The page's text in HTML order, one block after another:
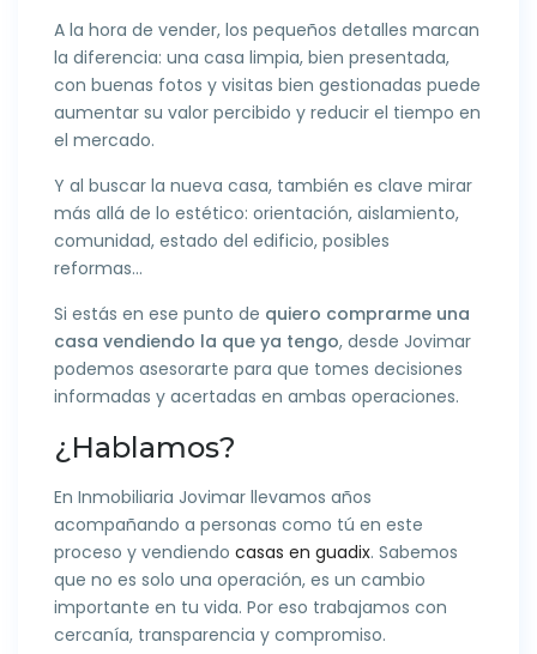
A la hora de vender, los pequeños detalles marcan
la diferencia: una casa limpia, bien presentada,
con buenas fotos y visitas bien gestionadas puede
aumentar su valor percibido y reducir el tiempo en
el mercado.
Y al buscar la nueva casa, también es clave mirar
más allá de lo estético: orientación, aislamiento,
comunidad, estado del edificio, posibles
reformas…
Si estás en ese punto de quiero comprarme una
casa vendiendo la que ya tengo, desde Jovimar
podemos asesorarte para que tomes decisiones
informadas y acertadas en ambas operaciones.
¿Hablamos?
En Inmobiliaria Jovimar llevamos años
acompañando a personas como tú en este
proceso y vendiendocasas en guadix. Sabemos
que no es solo una operación, es un cambio
importante en tu vida. Por eso trabajamos con
cercanía, transparencia y compromiso.